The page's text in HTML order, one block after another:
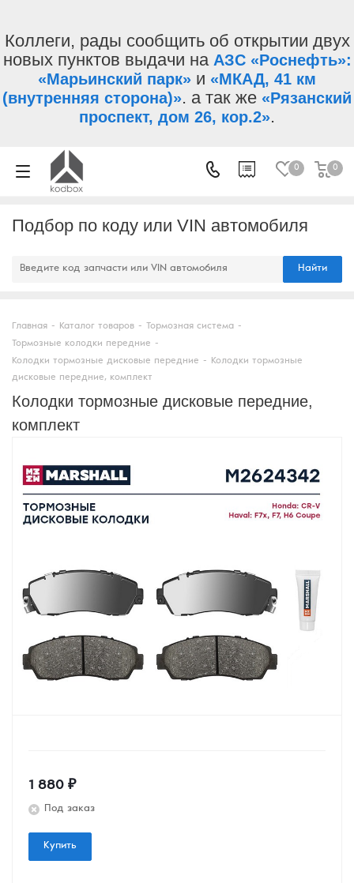
Коллеги, рады сообщить об открытии двух
новых пунктов выдачи на АЗС «Роснефть»:
«Марьинский парк» и «МКАД, 41 км
(внутренняя сторона)». а так же «Рязанский
проспект, дом 26, кор.2».
0 0
Подбор по коду или VIN автомобиля
Найти
Главная - Каталог товаров - Тормозная система -
Тормозные колодки передние -
Колодки тормозные дисковые передние -
Колодки тормозные
дисковые передние, комплект
Колодки тормозные дисковые передние,
комплект
1 880 ₽
Под заказ
Купить